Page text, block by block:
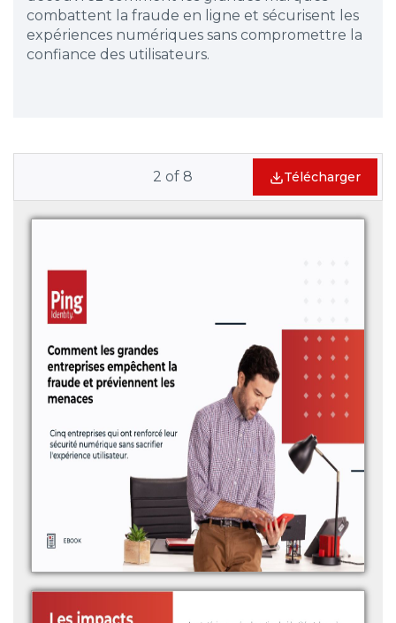
combattent la fraude en ligne et sécurisent les
expériences numériques sans compromettre la
confiance des utilisateurs.
2 of 8 Télécharger